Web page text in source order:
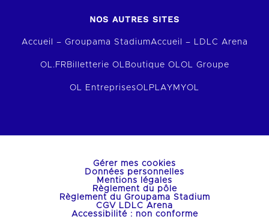
NOS AUTRES SITES
Accueil – Groupama StadiumAccueil – LDLC Arena
OL.FR Billetterie OL Boutique OL OL Groupe
OL EntreprisesOLPLAY MYOL
Gérer mes cookies
Données personnelles
Mentions légales
Règlement du pôle
Règlement du Groupama Stadium
CGV LDLC Arena
Accessibilité : non conforme